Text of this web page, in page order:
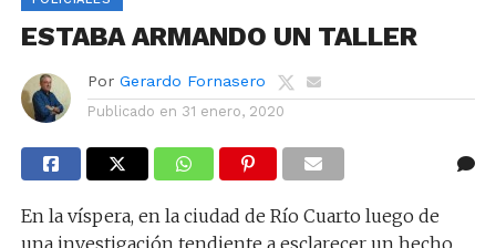
ESTABA ARMANDO UN TALLER
Por Gerardo Fornasero
Publicado en 31 enero, 2020
En la víspera, en la ciudad de Río Cuarto luego de